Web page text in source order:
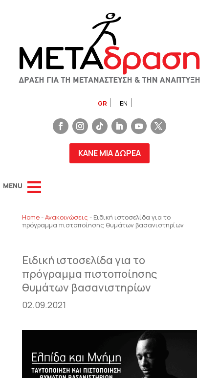
GR EN
ΚΑΝΕ ΜΙΑ ΔΩΡΕΑ
Home-Ανακοινώσεις - Ειδική ιστοσελίδα για το
πρόγραμμα πιστοποίησης θυμάτων βασανιστηρίων
Ειδική ιστοσελίδα για το
πρόγραμμα πιστοποίησης
θυμάτων βασανιστηρίων
02.09.2021